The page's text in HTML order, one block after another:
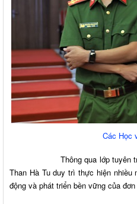
Các Học
Thông qua lớp tuyên truyền,
Than Hà Tu duy trì thực hiện
động và phát triển bền vững của